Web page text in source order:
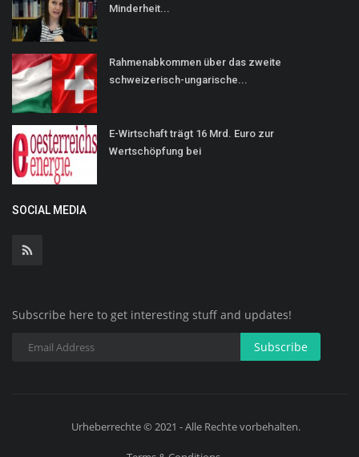
Minderheit...
Rahmenabkommen über das zweite
schweizerisch-ungarische...
E-Wirtschaft trägt 16 Mrd. Euro zur
Wertschöpfung bei
SOCIAL MEDIA
Subscribe here to get interesting stuff and updates!
Subscribe
Urheberrechte © 2021 - Alle Rechte vorbehalten.